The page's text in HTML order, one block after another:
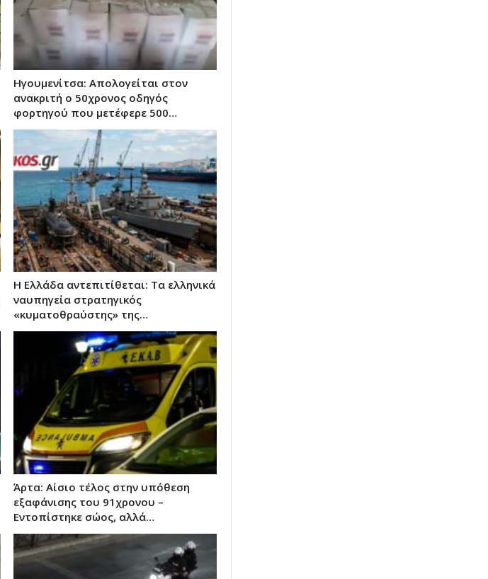
Ηγουμενίτσα: Απολογείται στον
ανακριτή ο 50χρονος οδηγός
φορτηγού που μετέφερε 500…
Η Ελλάδα αντεπιτίθεται: Τα ελληνικά
ναυπηγεία στρατηγικός
«κυματοθραύστης» της…
Άρτα: Αίσιο τέλος στην υπόθεση
εξαφάνισης του 91χρονου –
Εντοπίστηκε σώος, αλλά…